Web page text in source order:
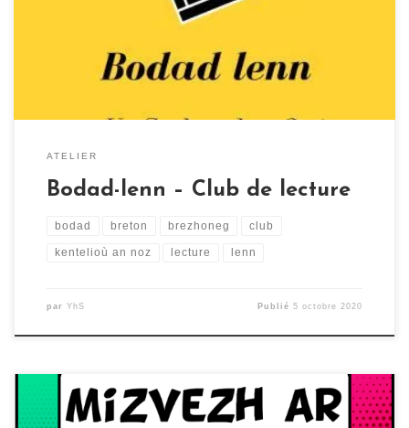
Barzaz Breiz (de « Loeiza hag Abelard » à « an tri
manac’h ruz ») et de Nenn Jani de Roparz Hemon. Le
ATELIER
Bodad-lenn – Club de lecture
bodad breton brezhoneg club
kentelioù an noz lecture lenn
par YhS Publié5 octobre 2020